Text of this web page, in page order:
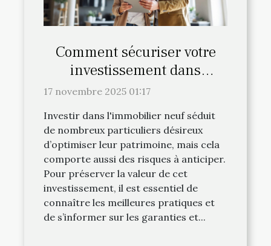
Comment sécuriser votre
investissement dans
l'immobilier neuf ?
17 novembre 2025 01:17
Investir dans l'immobilier neuf séduit
de nombreux particuliers désireux
d’optimiser leur patrimoine, mais cela
comporte aussi des risques à anticiper.
Pour préserver la valeur de cet
investissement, il est essentiel de
connaître les meilleures pratiques et
de s’informer sur les garanties et...